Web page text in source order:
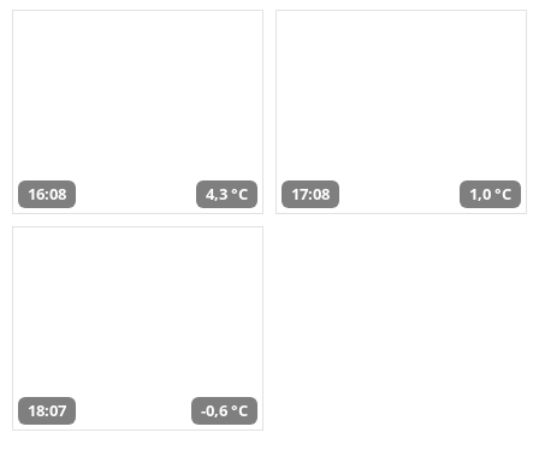
16:08 4,3 °C 17:08 1,0 °C
18:07 -0,6 °C